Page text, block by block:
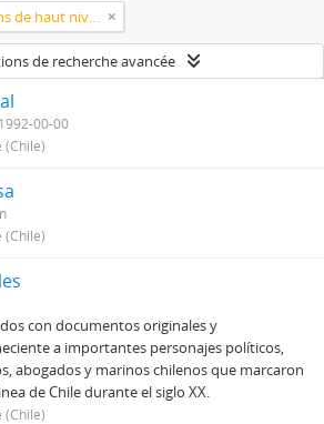
Seulement les descriptions de haut niveau
de recherche avancée
1992-00-00
(Chile)
(Chile)
con documentos originales y
a importantes personajes políticos,
abogados y marinos chilenos que marcaron
de Chile durante el siglo XX.
(Chile)